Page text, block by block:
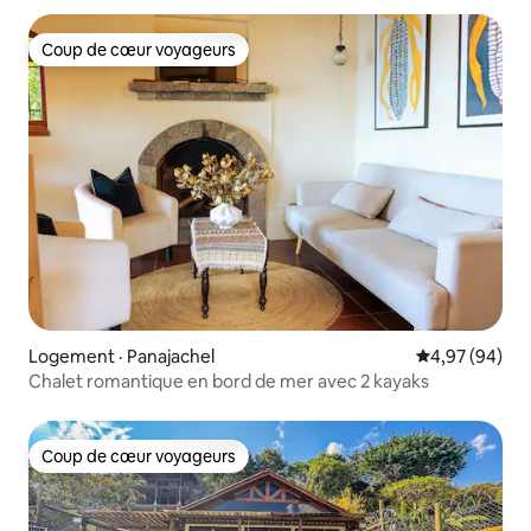
Coup de cœur voyageurs
Coup de cœur voyageurs
Logement · Panajachel Note
4,97 (94)
Chalet romantique en bord de mer avec 2 kayaks
Coup de cœur voyageurs
Coup de cœur voyageurs